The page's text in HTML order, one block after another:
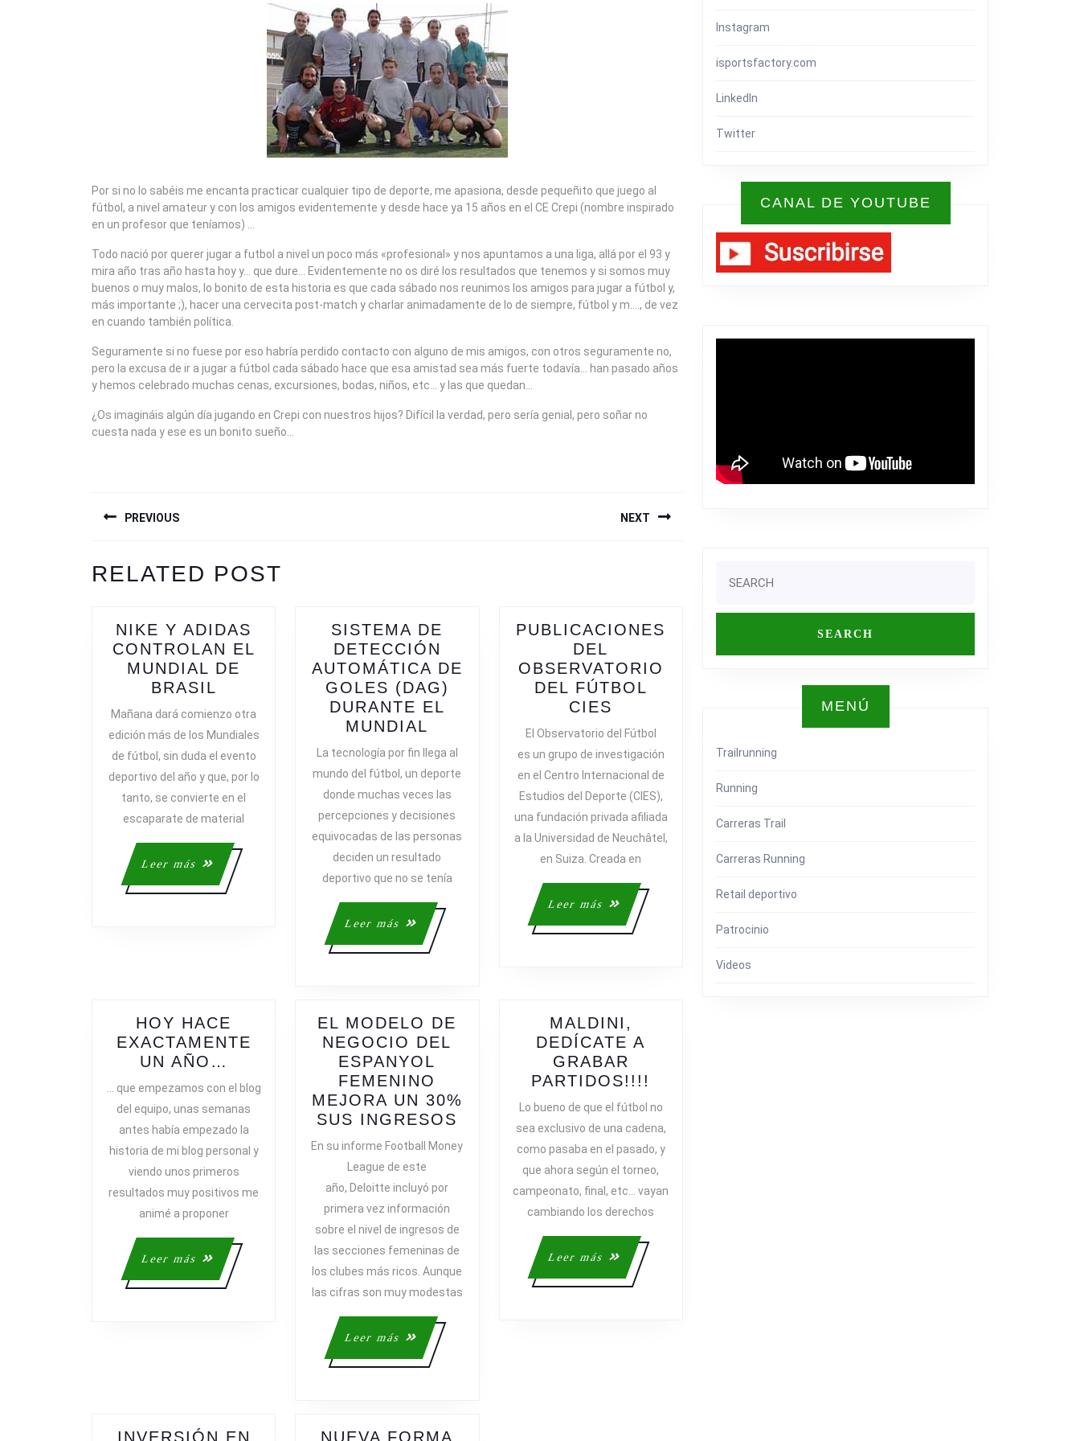
Por si no lo sabéis me encanta practicar cualquier tipo de deporte, me apasiona, desde pequeñito que juego al
fútbol, a nivel amateur y con los amigos evidentemente y desde hace ya 15 años en el CE Crepi (nombre inspirado
en un profesor que teníamos) …
Todo nació por querer jugar a futbol a nivel un poco más «profesional» y nos apuntamos a una liga, allá por el 93 y
mira año tras año hasta hoy y… que dure… Evidentemente no os diré los resultados que tenemos y si somos muy
buenos o muy malos, lo bonito de esta historia es que cada sábado nos reunimos los amigos para jugar a fútbol y,
más importante ;), hacer una cervecita post-match y charlar animadamente de lo de siempre, fútbol y m…., de vez
en cuando también política.
Seguramente si no fuese por eso habría perdido contacto con alguno de mis amigos, con otros seguramente no,
pero la excusa de ir a jugar a fútbol cada sábado hace que esa amistad sea más fuerte todavía… han pasado años
y hemos celebrado muchas cenas, excursiones, bodas, niños, etc… y las que quedan…
¿Os imagináis algún día jugando en Crepi con nuestros hijos? Difícil la verdad, pero sería genial, pero soñar no
cuesta nada y ese es un bonito sueño…
DE
ENTRADAS
PREVIOUS
post:
NEXT
RELATED POST
NIKE Y ADIDAS
CONTROLAN EL
MUNDIAL DE
BRASIL
CONTROLAN
EL
MUNDIAL
DE
BRASIL
Mañana dará comienzo otra
edición más de los Mundiales
de fútbol, sin duda el evento
deportivo del año y que, por lo
tanto, se convierte en el
escaparate de material
Leer más
Leer
más
SISTEMA DE
DETECCIÓN
AUTOMÁTICA DE
GOLES (DAG)
DURANTE EL
MUNDIAL
DETECCIÓN
AUTOMÁTICA
DE
GOLES
(DAG)
DURANTE
EL
MUNDIAL
La tecnología por fin llega al
mundo del fútbol, un deporte
donde muchas veces las
percepciones y decisiones
equivocadas de las personas
deciden un resultado
deportivo que no se tenía
Leer más
Leer
más
PUBLICACIONES
DEL
OBSERVATORIO
DEL FÚTBOL
CIES
DEL
OBSERVATORIO
DEL
FÚTBOL
CIES
El Observatorio del Fútbol
es un grupo de investigación
en el Centro Internacional de
Estudios del Deporte (CIES),
una fundación privada afiliada
a la Universidad de Neuchâtel,
en Suiza. Creada en
Leer más
Leer
más
HOY HACE
EXACTAMENTE
UN AÑO…
HACE
EXACTAMENTE
UN
AÑO…
… que empezamos con el blog
del equipo, unas semanas
antes había empezado la
historia de mi blog personal y
viendo unos primeros
resultados muy positivos me
animé a proponer
Leer más
Leer
más
EL MODELO DE
NEGOCIO DEL
ESPANYOL
FEMENINO
MEJORA UN 30%
SUS INGRESOS
MODELO
DE
NEGOCIO
ESPANYOL
FEMENINO
MEJORA
UN
30%
En su informe Football Money
League de este
año, Deloitte incluyó por
primera vez información
sobre el nivel de ingresos de
las secciones femeninas de
los clubes más ricos. Aunque
las cifras son muy modestas
Leer más
Leer
más
MALDINI,
DEDÍCATE A
GRABAR
PARTIDOS!!!!
GRABAR
PARTIDOS!!!!
Lo bueno de que el fútbol no
sea exclusivo de una cadena,
como pasaba en el pasado, y
que ahora según el torneo,
campeonato, final, etc… vayan
cambiando los derechos
Leer más
Leer
más
INVERSIÓN EN NUEVA FORMA
Instagram
isportsfactory.com
LinkedIn
Twitter
CANAL DE YOUTUBE
for:
MENÚ
Trailrunning
Running
Carreras Trail
Carreras Running
Retail deportivo
Patrocinio
Videos